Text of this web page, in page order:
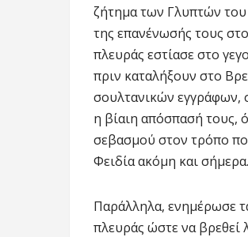
ζήτημα των Γλυπτών του
της επανένωσής τους
πλευράς εστίασε στο
πριν καταλήξουν στο
σουλτανικών εγγράφων,
η βίαιη απόσπασή τους,
σεβασμού στον τρόπο
Φειδία ακόμη και σήμερα.
Παράλληλα, ενημέρωσε
πλευράς ώστε να